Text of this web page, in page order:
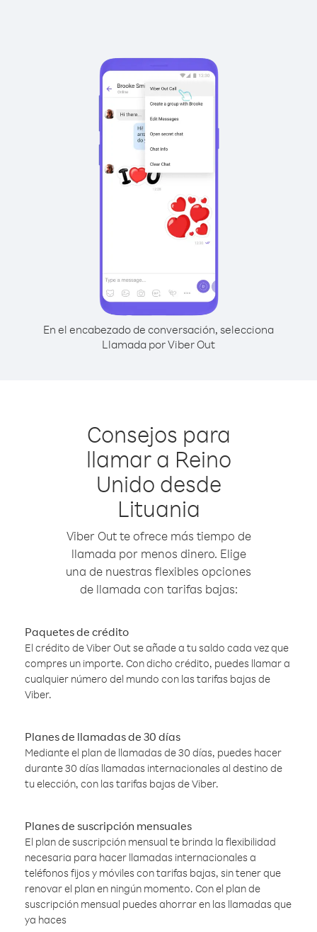
En el encabezado de conversación, selecciona
Llamada por Viber Out
Consejos para
llamar a Reino
Unido desde
Lituania
Viber Out te ofrece más tiempo de
llamada por menos dinero. Elige
una de nuestras flexibles opciones
de llamada con tarifas bajas:
Paquetes de crédito
El crédito de Viber Out se añade a tu saldo cada vez que
compres un importe. Con dicho crédito, puedes llamar a
cualquier número del mundo con las tarifas bajas de
Viber.
Planes de llamadas de 30 días
Mediante el plan de llamadas de 30 días, puedes hacer
durante 30 días llamadas internacionales al destino de
tu elección, con las tarifas bajas de Viber.
Planes de suscripción mensuales
El plan de suscripción mensual te brinda la flexibilidad
necesaria para hacer llamadas internacionales a
teléfonos fijos y móviles con tarifas bajas, sin tener que
renovar el plan en ningún momento. Con el plan de
suscripción mensual puedes ahorrar en las llamadas que
ya haces